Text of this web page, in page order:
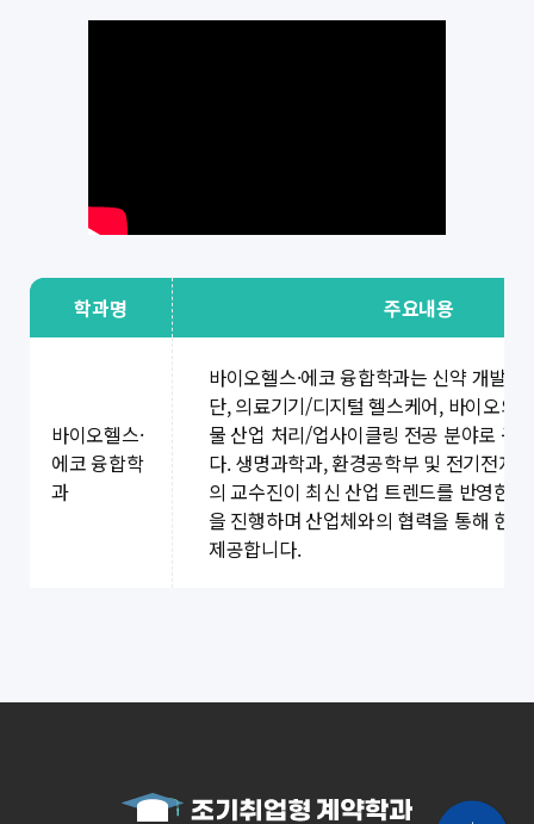
학과명 주요내용
바이오헬스·
에코 융합학
과
바이오헬스·에코 융합학과는 신약 개발/
단, 의료기기/디지털 헬스케어, 바이오의
물 산업 처리/업사이클링 전공 분야로 구
다. 생명과학과, 환경공학부 및 전기전자
의 교수진이 최신 산업 트렌드를 반영한
을 진행하며 산업체와의 협력을 통해 현
제공합니다.